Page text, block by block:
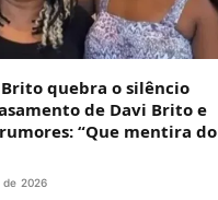
quebra o silêncio
de Davi Brito e
“Que mentira do
2026